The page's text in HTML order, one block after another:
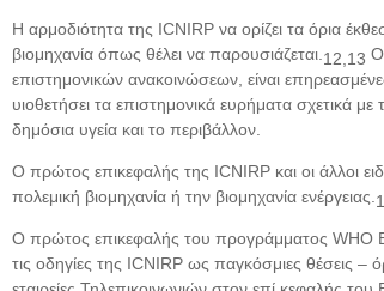
Η αρμοδιότητα της ICNIRP να ορίζει τα όρια
βιομηχανία όπως θέλει να παρουσιάζεται. 12,13
επιστημονικών ανακοινώσεων, είναι
υιοθετήσει τα επιστημονικά ευρήματα σχετικά
δημόσια υγεία και το περιβάλλον.
O πρώτος επικεφαλής της ICNIRP και οι άλλοι
πολεμική βιομηχανία ή την βιομηχανία ενέργειας.
O πρώτος επικεφαλής του προγράμματος WHO
τις οδηγίες της ICNIRP ως παγκόσμιες θέσεις